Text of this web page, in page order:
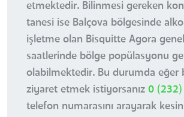
etmektedir. Bilinmesi gereken
tanesi ise Balçova bölgesinde
işletme olan Bisquitte Agora
saatlerinde bölge popülasyonu
olabilmektedir. Bu durumda eğer
ziyaret etmek istiyorsanız 0
telefon numarasını arayarak kesin